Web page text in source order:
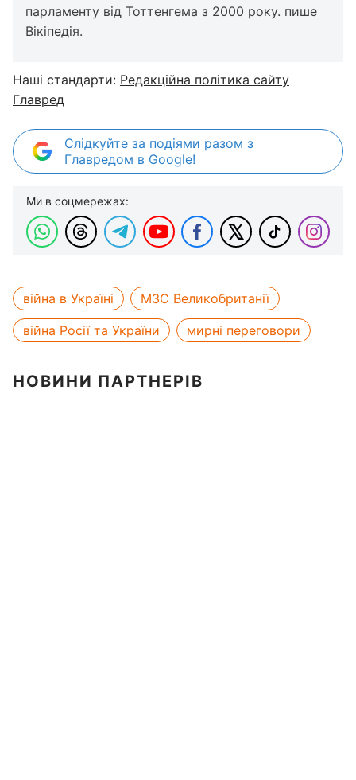
парламенту від Тоттенгема з 2000 року. пише
Вікіпедія.
Наші стандарти: Редакційна політика сайту
Главред
Слідкуйте за подіями разом з
Главредом в Google!
Ми в соцмережах:
війна в Україні
МЗС Великобританії
війна Росії та України
мирні переговори
НОВИНИ ПАРТНЕРІВ